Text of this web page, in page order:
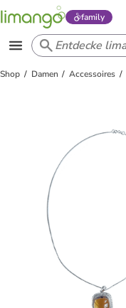
family
Shop Damen Accessoires